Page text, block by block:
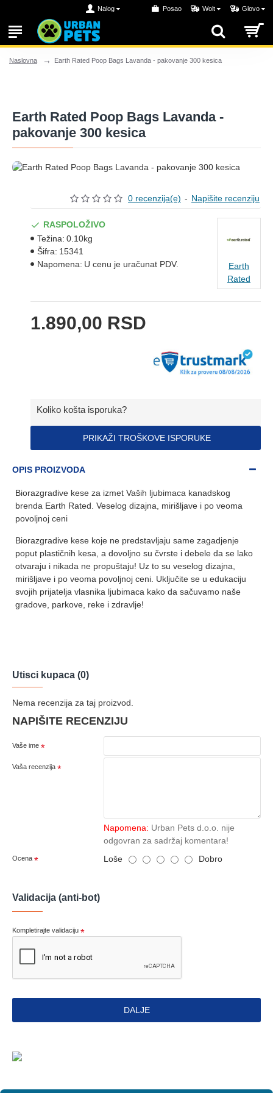
Nalog Posao Wolt Glovo
Naslovna Earth Rated Poop Bags Lavanda - pakovanje 300 kesica
Earth Rated Poop Bags Lavanda -
pakovanje 300 kesica
0 recenzija(e) - Napišite recenziju
1.890,00 RSD
RASPOLOŽIVO
Težina: 0.10kg
Šifra: 15341
Napomena: U cenu je uračunat PDV.
Earth
Rated
Koliko košta isporuka?
PRIKAŽI TROŠKOVE ISPORUKE
OPIS PROIZVODA
Biorazgradive kese za izmet Vaših ljubimaca kanadskog
brenda Earth Rated. Veselog dizajna, mirišljave i po veoma
povoljnoj ceni
Biorazgradive kese koje ne predstavljaju same zagadjenje
poput plastičnih kesa, a dovoljno su čvrste i debele da se lako
otvaraju i nikada ne propuštaju! Uz to su veselog dizajna,
mirišljave i po veoma povoljnoj ceni. Uključite se u edukaciju
svojih prijatelja vlasnika ljubimaca kako da sačuvamo naše
gradove, parkove, reke i zdravlje!
Utisci kupaca (0)
Nema recenzija za taj proizvod.
NAPIŠITE RECENZIJU
Vaše ime
Vaša recenzija
Napomena: Urban Pets d.o.o. nije
odgovran za sadržaj komentara!
Ocena Loše Dobro
Validacija (anti-bot)
Kompletirajte validaciju
DALJE